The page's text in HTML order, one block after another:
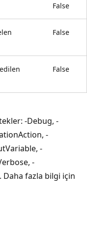
False
False
False
-Debug, -
-
-
-
fazla bilgi için